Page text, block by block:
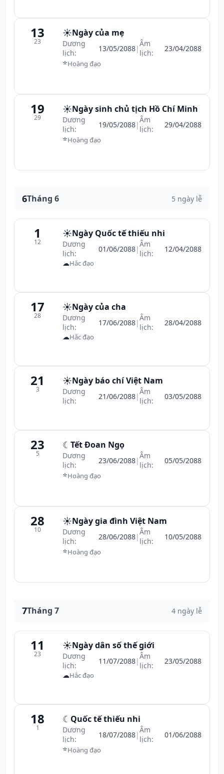
13
23
☀️Ngày của mẹ
Dương
lịch:
13/05/2088|Âm
lịch:
23/04/2088
⭐Hoàng đạo
19
29
☀️Ngày sinh chủ tịch Hồ Chí Minh
Dương
lịch:
19/05/2088|Âm
lịch:
29/04/2088
⭐Hoàng đạo
6Tháng 6 5 ngày lễ
1
12
☀️Ngày Quốc tế thiếu nhi
Dương
lịch:
01/06/2088|Âm
lịch:
12/04/2088
☁Hắc đạo
17
28
☀️Ngày của cha
Dương
lịch:
17/06/2088|Âm
lịch:
28/04/2088
☁Hắc đạo
21
3
☀️Ngày báo chí Việt Nam
Dương
lịch:
21/06/2088|Âm
lịch:
03/05/2088
23
5
☾ Tết Đoan Ngọ
Dương
lịch:
23/06/2088|Âm
lịch:
05/05/2088
⭐Hoàng đạo
28
10
☀️Ngày gia đình Việt Nam
Dương
lịch:
28/06/2088|Âm
lịch:
10/05/2088
⭐Hoàng đạo
7Tháng 7 4 ngày lễ
11
23
☀️Ngày dân số thế giới
Dương
lịch:
11/07/2088|Âm
lịch:
23/05/2088
☁Hắc đạo
18
1
☾ Quốc tế thiếu nhi
Dương
lịch:
18/07/2088|Âm
lịch:
01/06/2088
⭐Hoàng đạo